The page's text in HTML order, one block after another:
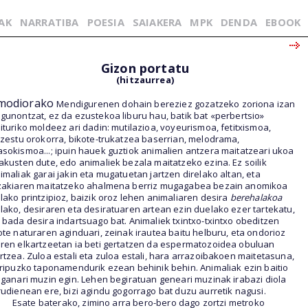
NARRATIBA POESIA SAIAKERA MPK DENDA EBOOK
Gizon portatu
(hitzaurrea)
Mendigurenen dohain bereziez gozatzeko zoriona izan
ez da ezustekoa liburu hau, batik bat «perbertsio»
moldeez ari dadin: mutilazioa, voyeurismoa, fetitxismoa,
orokorra, bikote-trukatzea baserrian, melodrama,
ipuin hauek guztiok animalien antzera maitatzeari ukoa
dute, edo animaliek bezala maitatzeko ezina. Ez soilik
garai jakin eta mugatuetan jartzen direlako altan, eta
maitatzeko ahalmena berriz mugagabea bezain anomikoa
printzipioz, baizik oroz lehen animaliaren desira berehalakoa
desiraren eta desiratuaren artean ezin duelako ezer tartekatu,
bada desira indartsuago bat. Animaliek txintxo-txintxo obeditzen
naturaren aginduari, zeinak irautea baitu helburu, eta ondorioz
elkartzeetan ia beti gertatzen da espermatozoidea obuluan
Zuloa estali eta zuloa estali, hara arrazoibakoen maitetasuna,
taponamendurik ezean behinik behin. Animaliak ezin baitio
muzin egin. Lehen begiratuan geneari muzinak irabazi diola
ere, bizi agindu gogorrago bat duzu aurretik nagusi.
Esate baterako, zimino arra bero-bero dago zortzi metroko